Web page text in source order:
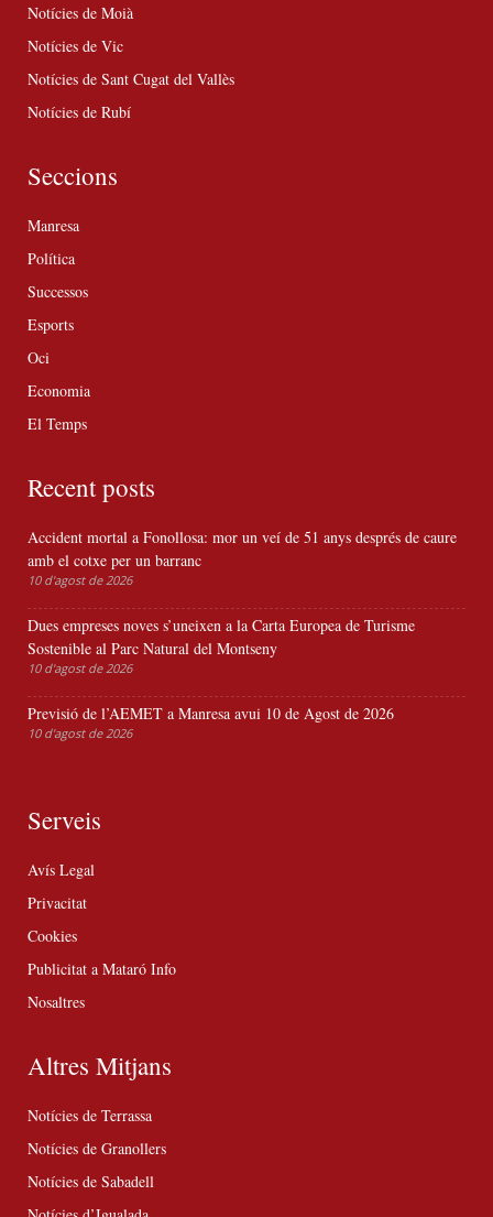
Notícies de Moià
Notícies de Vic
Notícies de Sant Cugat del Vallès
Notícies de Rubí
Seccions
Manresa
Política
Successos
Esports
Oci
Economia
El Temps
Recent posts
Accident mortal a Fonollosa: mor un veí de 51 anys després de caure
amb el cotxe per un barranc
10 d'agost de 2026
Dues empreses noves s’uneixen a la Carta Europea de Turisme
Sostenible al Parc Natural del Montseny
10 d'agost de 2026
Previsió de l’AEMET a Manresa avui 10 de Agost de 2026
10 d'agost de 2026
Serveis
Avís Legal
Privacitat
Cookies
Publicitat a Mataró Info
Nosaltres
Altres Mitjans
Notícies de Terrassa
Notícies de Granollers
Notícies de Sabadell